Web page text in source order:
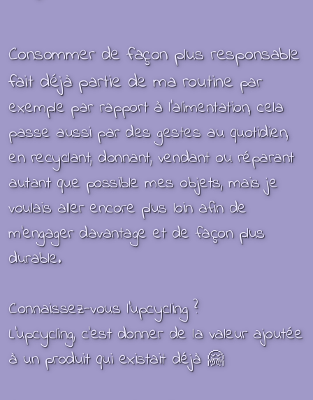
Consommer de façon plus responsable
fait déjà partie de ma routine par
exemple par rapport àl'alimentation, cela
passe aussi par des gestes au quotidien,
en recyclant, donnant, vendant ou réparant
autant que possible mes objets, mais je
voulais aller encore plus loin afin de
m'engager davantage et de façon plus
durable.
Connaissez-vous l’upcycling ?
L'upcycling, c'est donner de la valeur ajoutée
à un produit qui existait déjà 🤗